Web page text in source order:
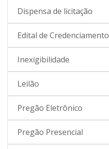
Dispensa de licitação
Edital de Credenciamento
Inexigibilidade
Leilão
Pregão Eletrônico
Pregão Presencial